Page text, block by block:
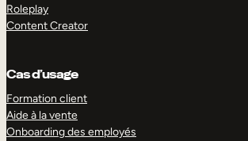
Roleplay
Content Creator
Cas d’usage
Formation client
Aide à la vente
Onboarding des employés